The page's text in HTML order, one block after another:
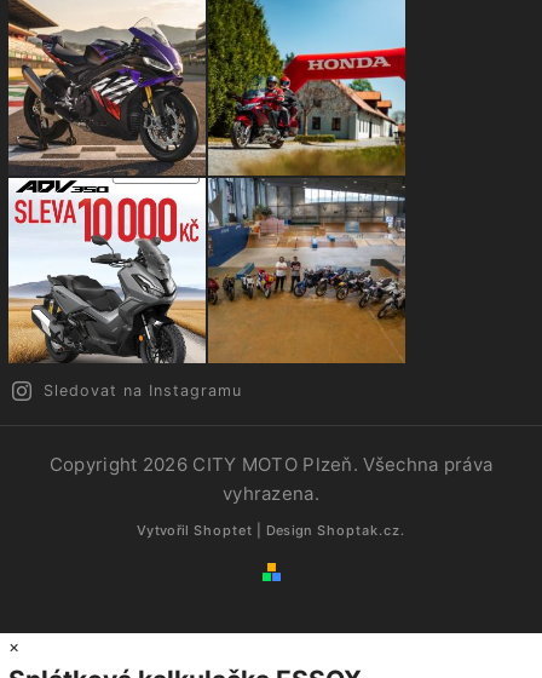
Sledovat na Instagramu
Copyright 2026 CITY MOTO Plzeň. Všechna práva
vyhrazena.
Vytvořil Shoptet | Design Shoptak.cz.
×